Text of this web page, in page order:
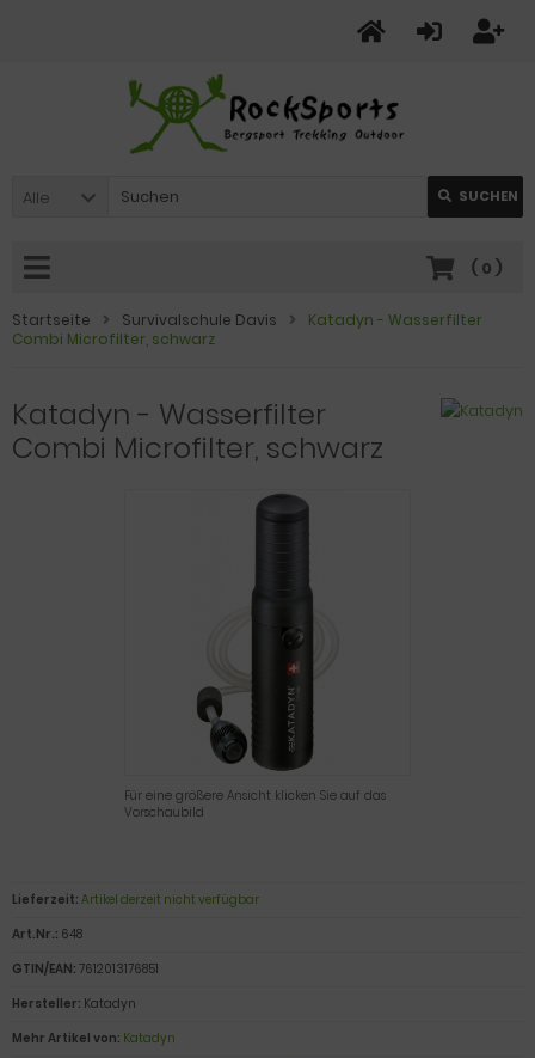
Alle SUCHEN
( 0 )
Startseite Survivalschule Davis
Katadyn - Wasserfilter
Combi Microfilter, schwarz
Katadyn - Wasserfilter
Combi Microfilter, schwarz
Für eine größere Ansicht klicken Sie auf das
Vorschaubild
Lieferzeit: Artikel derzeit nicht verfügbar
Art.Nr.: 648
GTIN/EAN: 7612013176851
Hersteller: Katadyn
Mehr Artikel von: Katadyn